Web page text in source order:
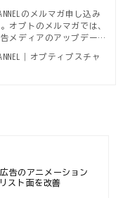
のメルマガ申し込み
オプトのメルマガでは、
メディアのアップデート
タルマーケティング事
開催案内などデジタルマ
｜オプティプスチャ
告のアニメーション
スト面を改善